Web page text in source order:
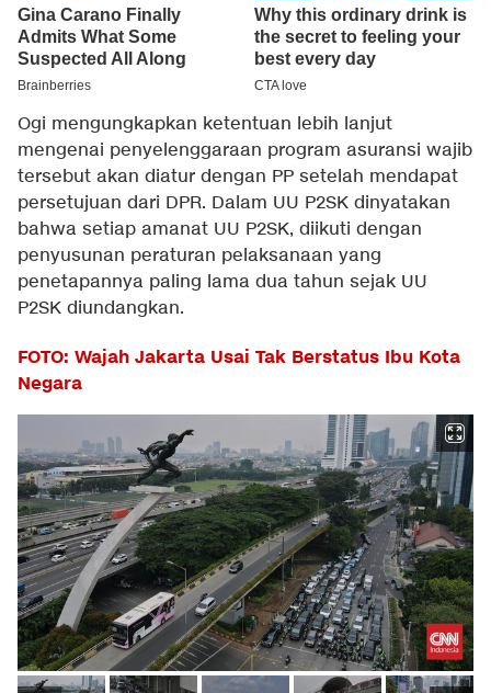
Ogi mengungkapkan ketentuan lebih lanjut
mengenai penyelenggaraan program asuransi wajib
tersebut akan diatur dengan PP setelah mendapat
persetujuan dari DPR. Dalam UU P2SK dinyatakan
bahwa setiap amanat UU P2SK, diikuti dengan
penyusunan peraturan pelaksanaan yang
penetapannya paling lama dua tahun sejak UU
P2SK diundangkan.
FOTO: Wajah Jakarta Usai Tak Berstatus Ibu Kota
Negara